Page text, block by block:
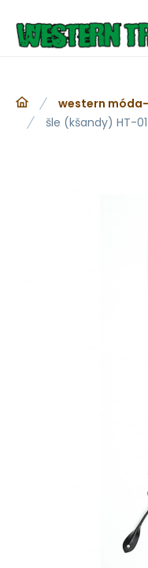
western
šle (kšandy) HT-